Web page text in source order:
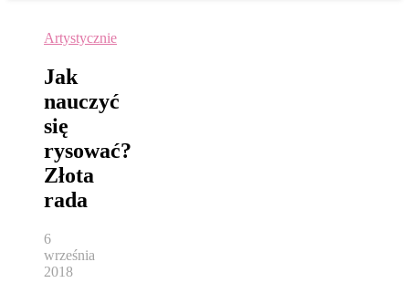
Artystycznie
Jak
nauczyć
się
rysować?
Złota
rada
6
września
2018